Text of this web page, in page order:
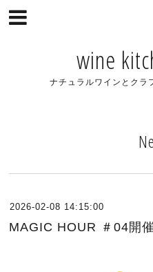
wine
ナチュラルワインとクラ
2026-02-08 14:15:00
MAGIC HOUR ＃04開